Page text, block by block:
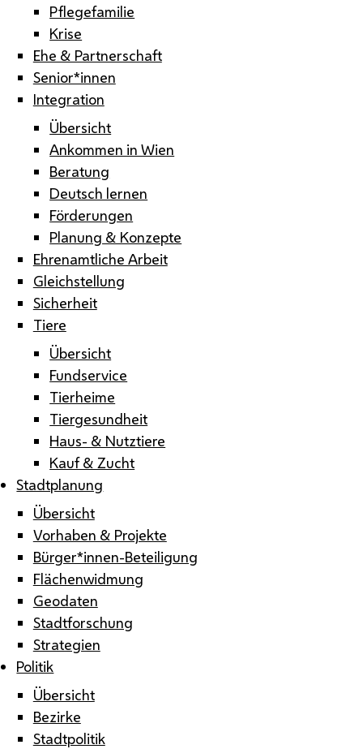
Pflegefamilie
Krise
Ehe & Partnerschaft
Senior*innen
Integration
Übersicht
Ankommen in Wien
Beratung
Deutsch lernen
Förderungen
Planung & Konzepte
Ehrenamtliche Arbeit
Gleichstellung
Sicherheit
Tiere
Übersicht
Fundservice
Tierheime
Tiergesundheit
Haus- & Nutztiere
Kauf & Zucht
Stadtplanung
Übersicht
Vorhaben & Projekte
Bürger*innen-Beteiligung
Flächenwidmung
Geodaten
Stadtforschung
Strategien
Politik
Übersicht
Bezirke
Stadtpolitik